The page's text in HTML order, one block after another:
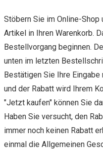
Stöbern Sie im Online-
Artikel in Ihren Warenkorb.
Bestellvorgang beginnen.
unten im letzten
Bestätigen Sie Ihre
und der Rabatt wird Ihrem
"Jetzt kaufen" können Sie
Haben Sie versucht, den
immer noch keinen Rabatt
einmal die Allgemeinen